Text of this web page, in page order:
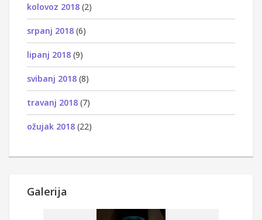
kolovoz 2018 (2)
srpanj 2018 (6)
lipanj 2018 (9)
svibanj 2018 (8)
travanj 2018 (7)
ožujak 2018 (22)
Galerija